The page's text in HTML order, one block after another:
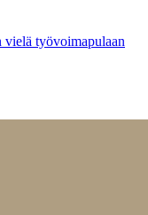
vielä työvoimapulaan